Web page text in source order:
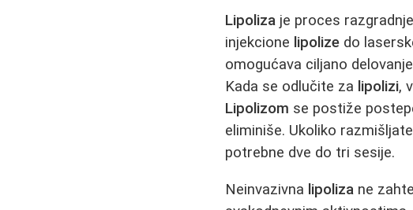
Lipoliza je proces
injekcione lipolize do
omogućava ciljano
Kada se odlučite za lipolizi,
Lipolizom se postiže
eliminiše. Ukoliko
potrebne dve do tri sesije.
Neinvazivna lipoliza ne